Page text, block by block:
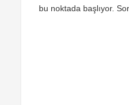
bu noktada başlıyor.